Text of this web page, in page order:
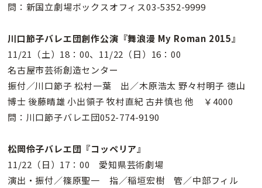
問：新国立劇場ボックスオフィス03-5352-9999
川口節子バレエ団創作公演『舞浪漫 My Roman 2015』
11/21（土）18：00、11/22（日）16：00
名古屋市芸術創造センター
振付／川口節子 松村一葉 出／木原浩太 野々村明子 徳山
博士 後藤晴雄 小出領子 牧村直紀 古井慎也 他 ￥4000
問：川口節子バレエ団052-774-9190
松岡伶子バレエ団『コッペリア』
11/22（日）17：00 愛知県芸術劇場
演出・振付／篠原聖一 指／稲垣宏樹 管／中部フィル